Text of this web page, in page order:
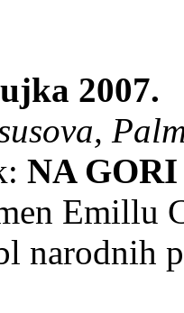
2007.
NA
Emillu
narodnih